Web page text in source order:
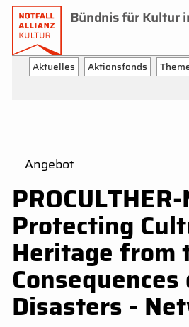
Bündnis für Kultur
Aktuelles Aktionsfonds
Angebot
Protecting
Heritage from
Disasters -